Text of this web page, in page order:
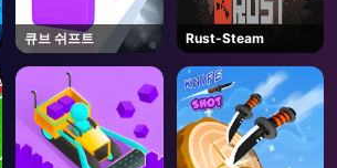
큐브 쉬프트 Rust-Steam